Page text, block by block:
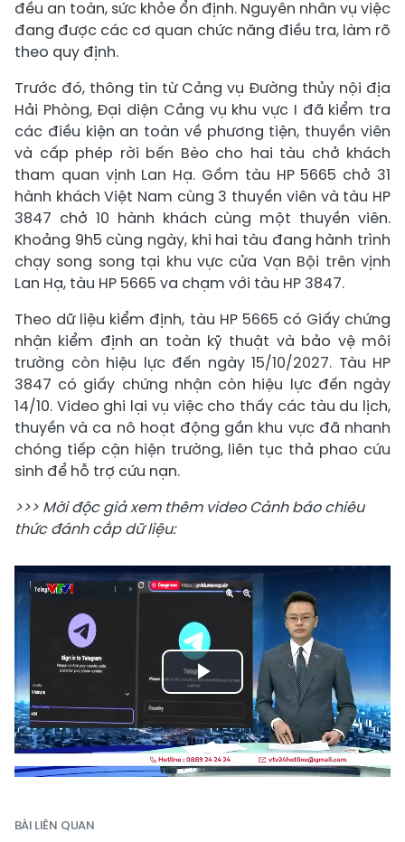
đều an toàn, sức khỏe ổn định. Nguyên nhân vụ việc
đang được các cơ quan chức năng điều tra, làm rõ
theo quy định.
Trước đó, thông tin từ Cảng vụ Đường thủy nội địa
Hải Phòng, Đại diện Cảng vụ khu vực I đã kiểm tra
các điều kiện an toàn về phương tiện, thuyền viên
và cấp phép rời bến Bèo cho hai tàu chở khách
tham quan vịnh Lan Hạ. Gồm tàu HP 5665 chở 31
hành khách Việt Nam cùng 3 thuyền viên và tàu HP
3847 chở 10 hành khách cùng một thuyền viên.
Khoảng 9h5 cùng ngày, khi hai tàu đang hành trình
chạy song song tại khu vực cửa Vạn Bội trên vịnh
Lan Hạ, tàu HP 5665 va chạm với tàu HP 3847.
Theo dữ liệu kiểm định, tàu HP 5665 có Giấy chứng
nhận kiểm định an toàn kỹ thuật và bảo vệ môi
trường còn hiệu lực đến ngày 15/10/2027. Tàu HP
3847 có giấy chứng nhận còn hiệu lực đến ngày
14/10. Video ghi lại vụ việc cho thấy các tàu du lịch,
thuyền và ca nô hoạt động gần khu vực đã nhanh
chóng tiếp cận hiện trường, liên tục thả phao cứu
sinh để hỗ trợ cứu nạn.
>>> Mời độc giả xem thêm video Cảnh báo chiêu
thức đánh cắp dữ liệu:
Play
Video
BÀI LIÊN QUAN